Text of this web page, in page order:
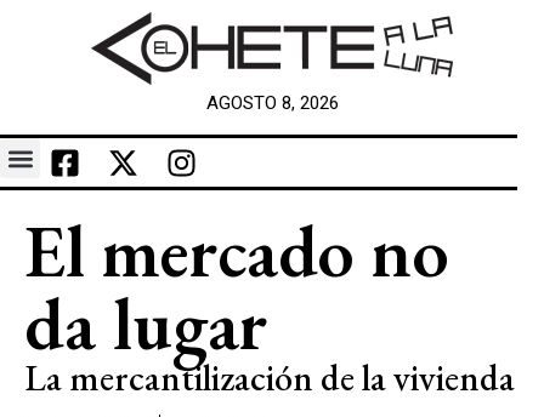
AGOSTO 8, 2026
El mercado no
da lugar
La mercantilización de la vivienda